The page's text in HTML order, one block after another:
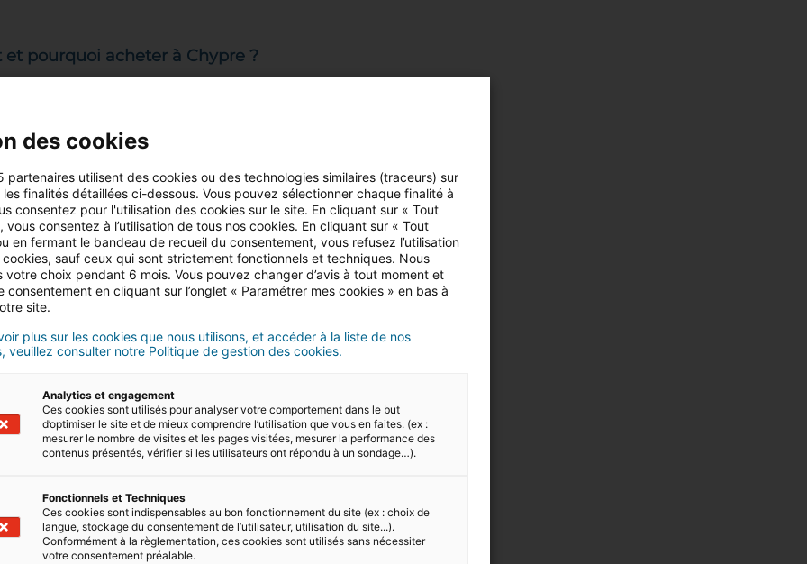
pourquoi acheter à Chypre ?
en hausse, les prix des propriétés à Chypre
que dans d’autres pays européens. Les
populaires, tant pour les étrangers que
de 235 000 €.
nécessitant un investissement de 300
Ce programme coûte bien moins
de nombreux avantages.
dans le monde. Elle est séparée en la
des cookies
partenaires utilisent des cookies ou des technologies similaires (traceurs) sur
les finalités détaillées ci-dessous. Vous pouvez sélectionner chaque finalité à
consentez pour l'utilisation des cookies sur le site. En cliquant sur « Tout
vous consentez à l’utilisation de tous nos cookies. En cliquant sur « Tout
en fermant le bandeau de recueil du consentement, vous refusez l’utilisation
sauf ceux qui sont strictement fonctionnels et techniques. Nous
votre choix pendant 6 mois. Vous pouvez changer d’avis à tout moment et
consentement en cliquant sur l’onglet « Paramétrer mes cookies » en bas à
site.
plus sur les cookies que nous utilisons, et accéder à la liste de nos
veuillez consulter notre Politique de gestion des cookies.
Analytics et engagement
Ces cookies sont utilisés pour analyser votre comportement dans le but
d’optimiser le site et de mieux comprendre l’utilisation que vous en faites. (ex :
mesurer le nombre de visites et les pages visitées, mesurer la performance des
contenus présentés, vérifier si les utilisateurs ont répondu à un sondage…).
Fonctionnels et Techniques
Ces cookies sont indispensables au bon fonctionnement du site (ex : choix de
langue, stockage du consentement de l’utilisateur, utilisation du site...).
Conformément à la règlementation, ces cookies sont utilisés sans nécessiter
votre consentement préalable.